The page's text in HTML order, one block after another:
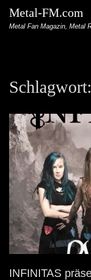
Metal-FM.com
Metal Fan Magazin, Metal
Schlagwort:
INFINITAS